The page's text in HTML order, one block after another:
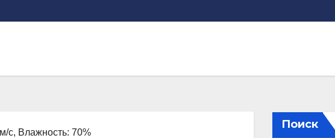
с, Влажность: 70%
Поиск